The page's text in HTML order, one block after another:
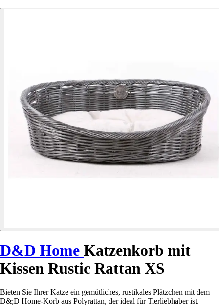
D&D Home Katzenkorb mit
Kissen Rustic Rattan XS
Bieten Sie Ihrer Katze ein gemütliches, rustikales Plätzchen mit dem
D&;D Home-Korb aus Polyrattan, der ideal für Tierliebhaber ist.